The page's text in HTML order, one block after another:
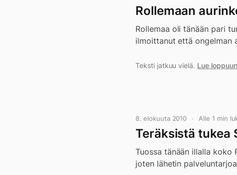
Rollemaan
Rollemaa oli tänään pari
ilmoittanut että ongelman
Teksti jatkuu vielä. Lue
8. elokuuta 2010 Alle 1 min
Teräksistä tukea
Tuossa tänään illalla koko
joten lähetin